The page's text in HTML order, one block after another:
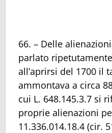
66. – Delle
parlato
all’aprirsi del 1700 il
ammontava a circa
cui L. 648.145.3.7 si
proprie alienazioni
11.336.014.18.4 (cir.